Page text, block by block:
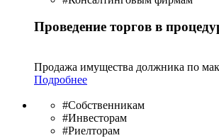
Проведение торгов в
Продажа имущества должника по
Подробнее
#Собственникам
#Инвесторам
#Риелторам